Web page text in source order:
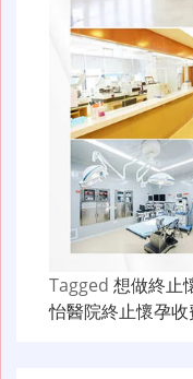
Tagged 想做終止
怡醫院終止懷孕收